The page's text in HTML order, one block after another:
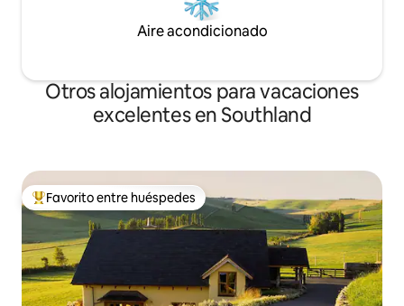
Aire acondicionado
Otros alojamientos para vacaciones
excelentes en Southland
Favorito entre huéspedes preferido
Favorito entre huéspedes